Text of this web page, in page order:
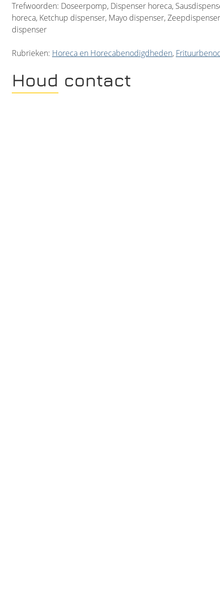
Trefwoorden: Doseerpomp, Dispenser horeca,
horeca, Ketchup dispenser, Mayo dispenser,
dispenser
Rubrieken: Horeca en Horecabenodigdheden,
Houd contact